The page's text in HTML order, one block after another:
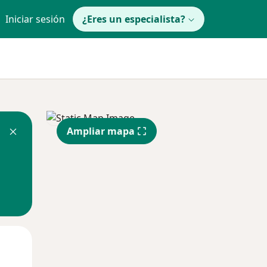
Iniciar sesión ¿Eres un especialista?
Ampliar mapa